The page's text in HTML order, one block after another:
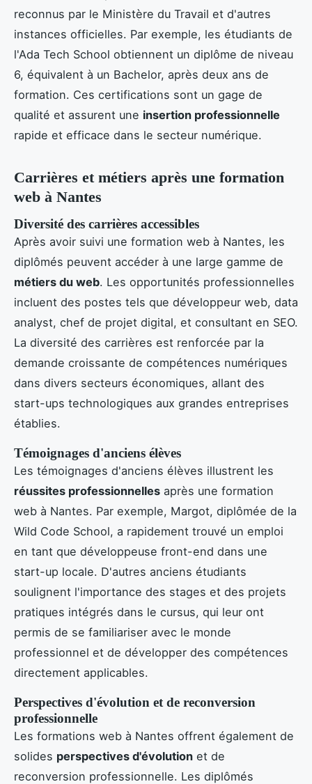
reconnus par le Ministère du Travail et d'autres
instances officielles. Par exemple, les étudiants de
l'Ada Tech School obtiennent un diplôme de niveau
6, équivalent à un Bachelor, après deux ans de
formation. Ces certifications sont un gage de
qualité et assurent une insertion professionnelle
rapide et efficace dans le secteur numérique.
Carrières et métiers après une formation
web à Nantes
Diversité des carrières accessibles
Après avoir suivi une formation web à Nantes, les
diplômés peuvent accéder à une large gamme de
métiers du web. Les opportunités professionnelles
incluent des postes tels que développeur web, data
analyst, chef de projet digital, et consultant en SEO.
La diversité des carrières est renforcée par la
demande croissante de compétences numériques
dans divers secteurs économiques, allant des
start-ups technologiques aux grandes entreprises
établies.
Témoignages d'anciens élèves
Les témoignages d'anciens élèves illustrent les
réussites professionnelles après une formation
web à Nantes. Par exemple, Margot, diplômée de la
Wild Code School, a rapidement trouvé un emploi
en tant que développeuse front-end dans une
start-up locale. D'autres anciens étudiants
soulignent l'importance des stages et des projets
pratiques intégrés dans le cursus, qui leur ont
permis de se familiariser avec le monde
professionnel et de développer des compétences
directement applicables.
Perspectives d'évolution et de reconversion
professionnelle
Les formations web à Nantes offrent également de
solides perspectives d'évolution et de
reconversion professionnelle. Les diplômés